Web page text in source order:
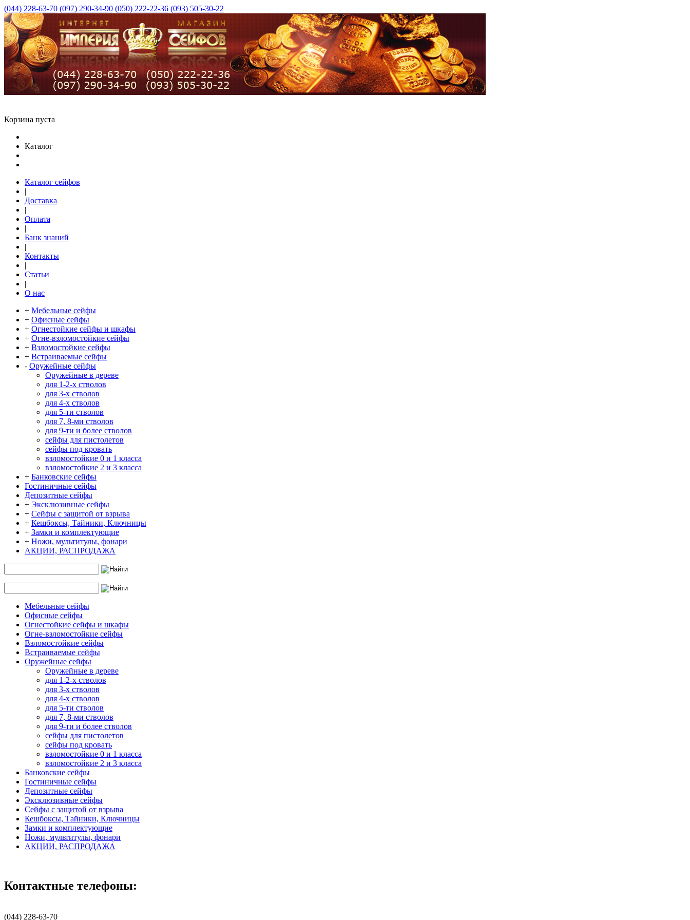
(044) 228-63-70 (097) 290-34-90 (050) 222-22-36 (093) 505-30-22
Корзина пуста
Каталог
Каталог сейфов
|
Доставка
|
Оплата
|
Банк знаний
|
Контакты
|
Статьи
|
О нас
+ Мебельные сейфы
+ Офисные сейфы
+ Огнестойкие сейфы и шкафы
+ Огне-взломостойкие сейфы
+ Взломостойкие сейфы
+ Встраиваемые сейфы
- Оружейные сейфы
Оружейные в дереве
для 1-2-х стволов
для 3-х стволов
для 4-х стволов
для 5-ти стволов
для 7, 8-ми стволов
для 9-ти и более стволов
сейфы для пистолетов
сейфы под кровать
взломостойкие 0 и 1 класса
взломостойкие 2 и 3 класса
+ Банковские сейфы
Гостиничные сейфы
Депозитные сейфы
+ Эксклюзивные сейфы
+ Сейфы с защитой от взрыва
+ Кешбоксы, Тайники, Ключницы
+ Замки и комплектующие
+ Ножи, мультитулы, фонари
АКЦИИ, РАСПРОДАЖА
Мебельные сейфы
Офисные сейфы
Огнестойкие сейфы и шкафы
Огне-взломостойкие сейфы
Взломостойкие сейфы
Встраиваемые сейфы
Оружейные сейфы
Оружейные в дереве
для 1-2-х стволов
для 3-х стволов
для 4-х стволов
для 5-ти стволов
для 7, 8-ми стволов
для 9-ти и более стволов
сейфы для пистолетов
сейфы под кровать
взломостойкие 0 и 1 класса
взломостойкие 2 и 3 класса
Банковские сейфы
Гостиничные сейфы
Депозитные сейфы
Эксклюзивные сейфы
Сейфы с защитой от взрыва
Кешбоксы, Тайники, Ключницы
Замки и комплектующие
Ножи, мультитулы, фонари
АКЦИИ, РАСПРОДАЖА
Контактные телефоны:
(044) 228-63-70